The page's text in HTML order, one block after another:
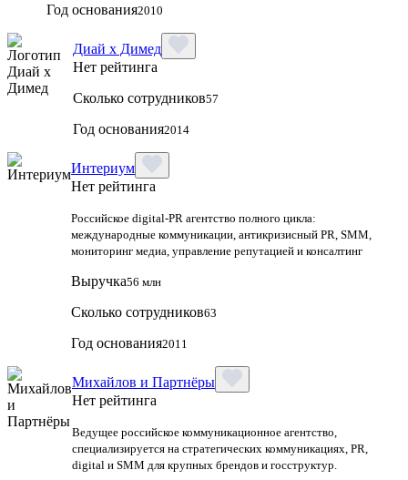
Год основания2010
Диай х Димед
Нет рейтинга
Сколько сотрудников57
Год основания2014
Интериум
Нет рейтинга
Российское digital-PR агентство полного цикла:
международные коммуникации, антикризисный PR, SMM,
мониторинг медиа, управление репутацией и консалтинг
Выручка56 млн
Сколько сотрудников63
Год основания2011
Михайлов и Партнёры
Нет рейтинга
Ведущее российское коммуникационное агентство,
специализируется на стратегических коммуникациях, PR,
digital и SMM для крупных брендов и госструктур.